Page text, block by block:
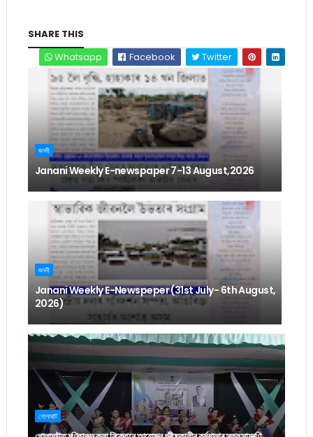
SHARE THIS
Whatsapp
Facebook Twitter
জননী
Janani Weekly E-newspaper 7-13 August,2026
জননী
Janani Weekly E-Newspeper (31st July- 6th August,
2026)
গোলাঘাট